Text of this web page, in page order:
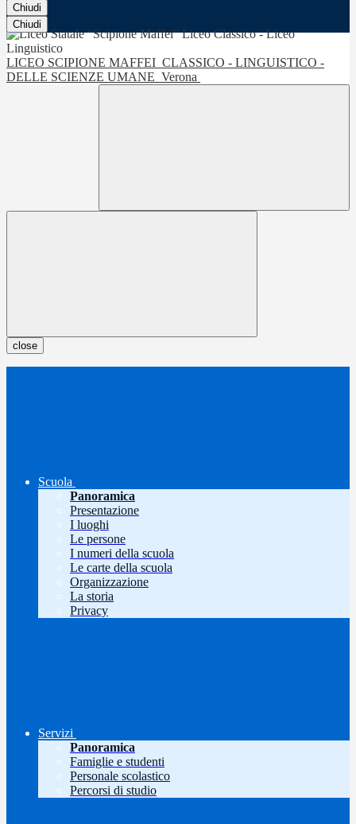
Chiudi
Chiudi
LICEO SCIPIONE MAFFEI CLASSICO - LINGUISTICO -
DELLE SCIENZE UMANE Verona
close
Scuola
Panoramica
Presentazione
I luoghi
Le persone
I numeri della scuola
Le carte della scuola
Organizzazione
La storia
Privacy
Servizi
Panoramica
Famiglie e studenti
Personale scolastico
Percorsi di studio